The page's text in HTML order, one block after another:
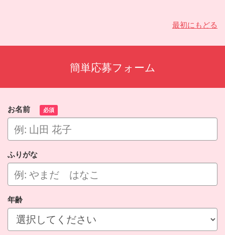
最初にもどる
簡単応募フォーム
お名前 必須
ふりがな
年齢